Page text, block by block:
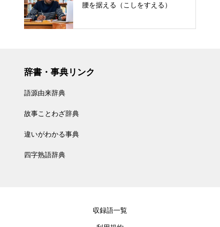
腰を据える（こしをすえる）
辞書・事典リンク
語源由来辞典
故事ことわざ辞典
違いがわかる事典
四字熟語辞典
収録語一覧